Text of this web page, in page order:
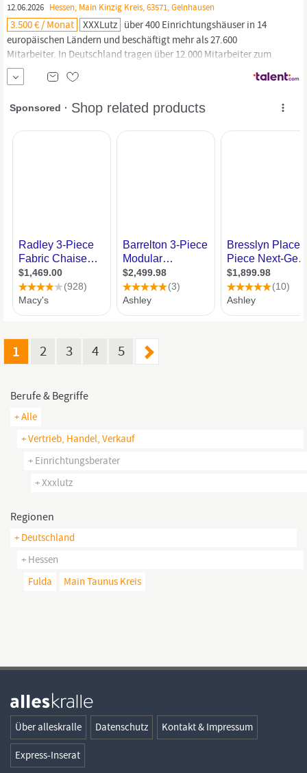
12.06.2026 Hessen, Main Kinzig Kreis, 63571, Gelnhausen
3.500 € / Monat XXXLutz über 400 Einrichtungshäuser in 14
europäischen Ländern und beschäftigt mehr als 27.600
Mitarbeiter. In Deutschland tragen über 12.000 Mitarbeiter zum
Erfolg der Gruppe bei, die hierzulande 58
Einrichtungshäuser und 54 mömax Trendmöbelhäuser betreibt.
Gruppeeiner...
1 2 3 4 5
Berufe & Begriffe
+ Alle
+ Vertrieb, Handel, Verkauf
+ Einrichtungsberater
+ Xxxlutz
Regionen
+ Deutschland
+ Hessen
Fulda
Main Taunus Kreis
Über alleskralle Datenschutz Kontakt & Impressum
Express-Inserat